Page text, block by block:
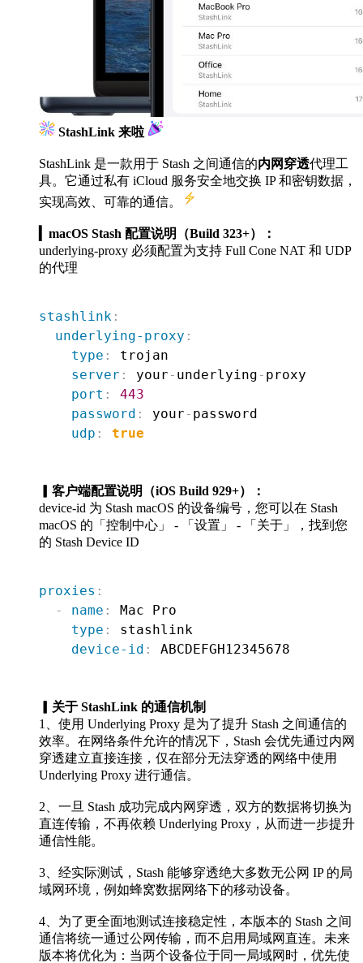
StashLink 来啦
StashLink 是一款用于 Stash 之间通信的内网穿透代理工
具。它通过私有 iCloud 服务安全地交换 IP 和密钥数据，
实现高效、可靠的通信。
▎macOS Stash 配置说明（Build 323+）：
underlying-proxy 必须配置为支持 Full Cone NAT 和 UDP
的代理
stashlink :
underlying-proxy :
type :
trojan
server : your - underlying - proxy
port :
443
password : your - password
udp : true
▎客户端配置说明（iOS Build 929+）：
device-id 为 Stash macOS 的设备编号，您可以在 Stash
macOS 的「控制中心」 - 「设置」 - 「关于」，找到您
的 Stash Device ID
proxies :
-
name :
Mac Pro
type :
stashlink
device-id :
▎关于 StashLink 的通信机制
1、使用 Underlying Proxy 是为了提升 Stash 之间通信的
效率。在网络条件允许的情况下，Stash 会优先通过内网
穿透建立直接连接，仅在部分无法穿透的网络中使用
Underlying Proxy 进行通信。
2、一旦 Stash 成功完成内网穿透，双方的数据将切换为
直连传输，不再依赖 Underlying Proxy，从而进一步提升
通信性能。
3、经实际测试，Stash 能够穿透绝大多数无公网 IP 的局
域网环境，例如蜂窝数据网络下的移动设备。
4、为了更全面地测试连接稳定性，本版本的 Stash 之间
通信将统一通过公网传输，而不启用局域网直连。未来
版本将优化为：当两个设备位于同一局域网时，优先使